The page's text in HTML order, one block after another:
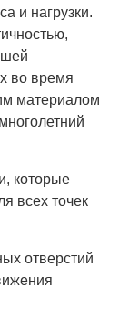
и нагрузки.
во время
материалом
которые
всех точек
отверстий